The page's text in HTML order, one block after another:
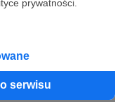
prywatności.
serwisu